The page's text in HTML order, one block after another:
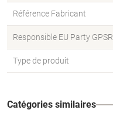
Référence Fabricant
Responsible EU Party GPSR
Type de produit
Catégories similaires